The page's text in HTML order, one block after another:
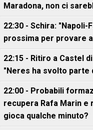
Maradona, non ci
22:30 - Schira:
prossima per provare
22:15 - Ritiro a Castel
"Neres ha svolto parte
22:00 - Probabili
recupera Rafa Marin e
gioca qualche minuto?